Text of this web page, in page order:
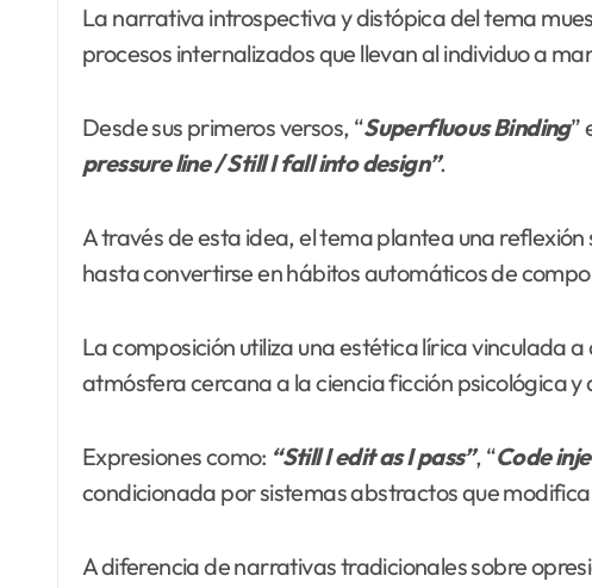
La narrativa introspectiva y distópica del tema
procesos internalizados que llevan al individuo a
Desde sus primeros versos, “SuperfluousBinding”
pressure line / Still I fall into design”.
A través de esta idea, el tema plantea una
hasta convertirse en hábitos automáticos de
La composición utiliza una estética lírica vinculada
atmósfera cercana a la ciencia ficción psicológica
Expresiones como: “Still I edit as I pass”, “Code
condicionada por sistemas abstractos que
A diferencia de narrativas tradicionales sobre